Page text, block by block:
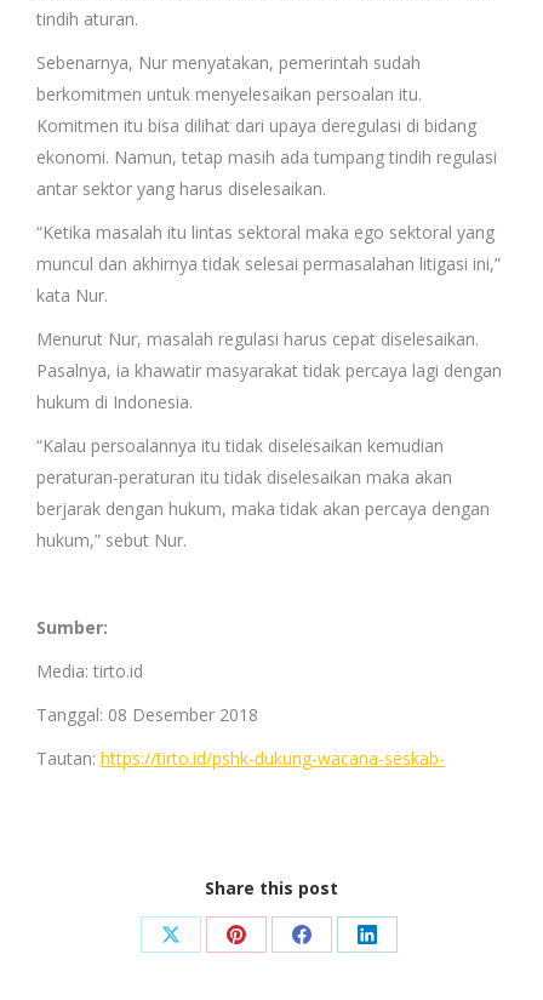
tindih aturan.
Sebenarnya, Nur menyatakan, pemerintah sudah
berkomitmen untuk menyelesaikan persoalan itu.
Komitmen itu bisa dilihat dari upaya deregulasi di bidang
ekonomi. Namun, tetap masih ada tumpang tindih regulasi
antar sektor yang harus diselesaikan.
“Ketika masalah itu lintas sektoral maka ego sektoral yang
muncul dan akhirnya tidak selesai permasalahan litigasi ini,”
kata Nur.
Menurut Nur, masalah regulasi harus cepat diselesaikan.
Pasalnya, ia khawatir masyarakat tidak percaya lagi dengan
hukum di Indonesia.
“Kalau persoalannya itu tidak diselesaikan kemudian
peraturan-peraturan itu tidak diselesaikan maka akan
berjarak dengan hukum, maka tidak akan percaya dengan
hukum,” sebut Nur.
Sumber:
Media: tirto.id
Tanggal: 08 Desember 2018
Tautan: https://tirto.id/pshk-dukung-wacana-seskab-
Share this post
Share Share Share Share